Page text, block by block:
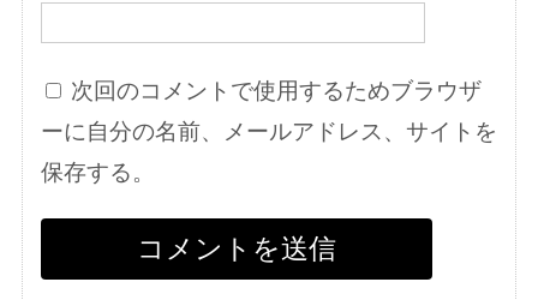
次回のコメントで使用するためブラウザ
ーに自分の名前、メールアドレス、サイトを
保存する。